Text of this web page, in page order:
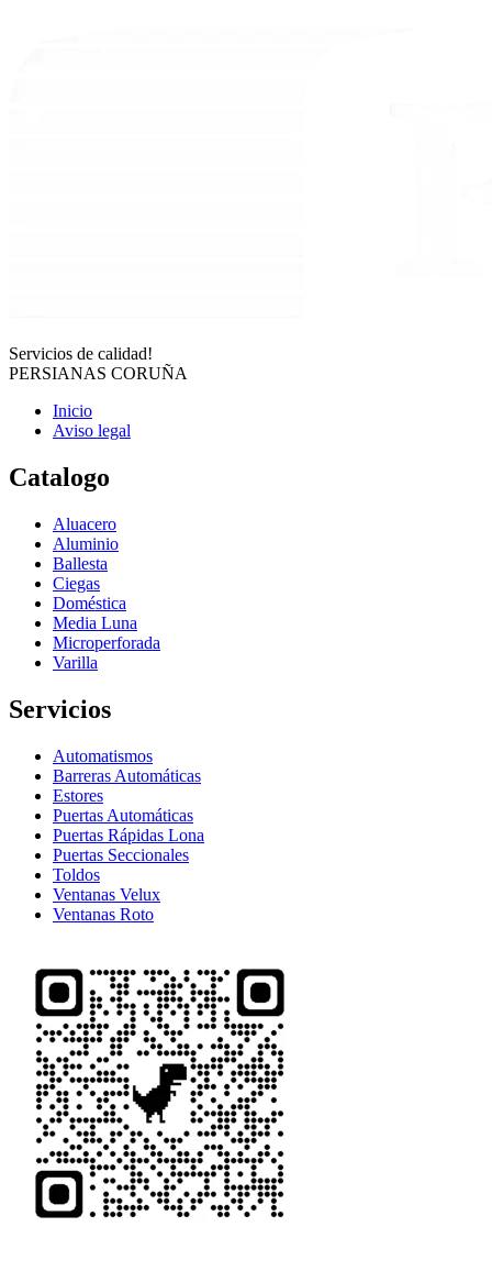
Servicios de calidad!
PERSIANAS CORUÑA
Inicio
Aviso legal
Catalogo
Aluacero
Aluminio
Ballesta
Ciegas
Doméstica
Media Luna
Microperforada
Varilla
Servicios
Automatismos
Barreras Automáticas
Estores
Puertas Automáticas
Puertas Rápidas Lona
Puertas Seccionales
Toldos
Ventanas Velux
Ventanas Roto